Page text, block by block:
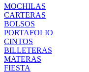
MOCHILAS
CARTERAS
BOLSOS
PORTAFOLIO
CINTOS
BILLETERAS
MATERAS
FIESTA